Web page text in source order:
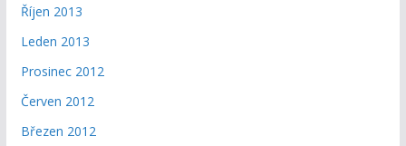
Říjen 2013
Leden 2013
Prosinec 2012
Červen 2012
Březen 2012